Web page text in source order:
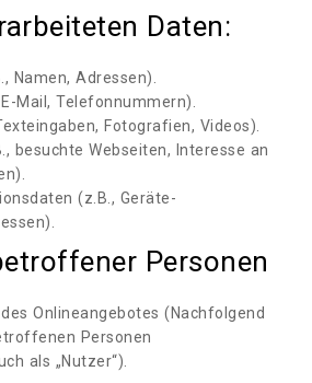
Daten:
Namen, Adressen).
Mail, Telefonnummern).
Fotografien, Videos).
besuchte Webseiten, Interesse an
(z.B., Geräte-
Personen
Onlineangebotes (Nachfolgend
Personen
als „Nutzer“).